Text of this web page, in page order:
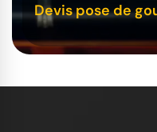
Devis pose de